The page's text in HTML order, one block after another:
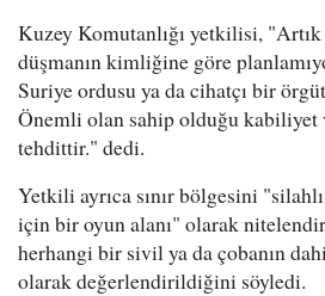
Kuzey Komutanlığı yetkilisi, "Artık
düşmanın kimliğine göre
Suriye ordusu ya da cihatçı bir
Önemli olan sahip olduğu kabiliyet
tehdittir." dedi.
Yetkili ayrıca sınır bölgesini
için bir oyun alanı" olarak
herhangi bir sivil ya da çobanın
olarak değerlendirildiğini söyledi.